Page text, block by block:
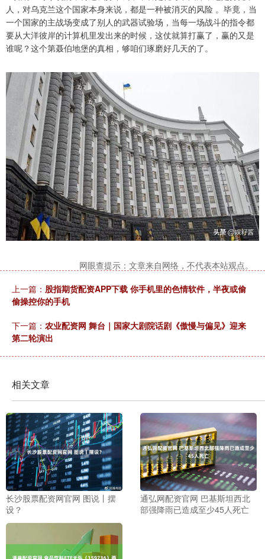
人，对乌克兰这个国家本身来说，都是一种被消灭的风险 。毕竟，当
一个国家的主战场变成了别人的武器试验场，当每一场战斗的指令都
要从大洋彼岸的计算机里发出来的时候，这仗就算打赢了，赢的又是
谁呢？这个第聂伯地堡的真相，够咱们琢磨好几天的了。
网眼查提示：文章来自网络，不代表本站观点。
上一篇： 股指期货配资APP下载 你手机里的色情软件，半夜或偷
偷操控你的手机
下一篇： 农业配资网 舞台｜国家大剧院话剧《傲慢与偏见》迎来
第二轮演出
相关文章
长沙股票配资网官网 图说丨摆
设？
通弘网配资官网 巴基斯坦西北
部强降雨已造成至少45人死亡